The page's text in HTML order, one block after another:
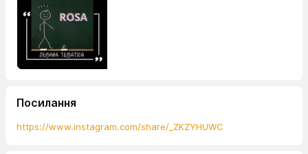
Посилання
https://www.instagram.com/share/_ZKZYHUWC